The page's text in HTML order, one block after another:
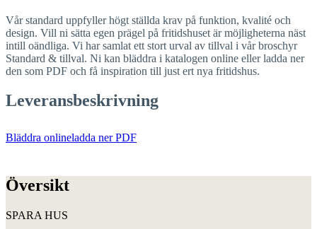
Vår standard uppfyller högt ställda krav på funktion, kvalité och
design. Vill ni sätta egen prägel på fritidshuset är möjligheterna näst
intill oändliga. Vi har samlat ett stort urval av tillval i vår broschyr
Standard & tillval. Ni kan bläddra i katalogen online eller ladda ner
den som PDF och få inspiration till just ert nya fritidshus.
Leveransbeskrivning
Bläddra onlineladda ner PDF
Översikt
SPARA HUS